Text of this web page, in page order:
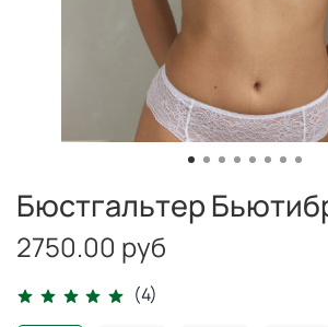
(4)
Бюстгальтер
2750.00 руб